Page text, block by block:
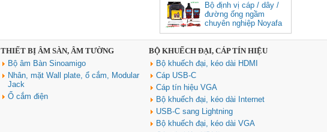
Cáp âm thanh 2x1.5 chống
nhiễu chống cháy ALANTEK
301-FRS015-E01P-3SG5 cao cấp
Giá: Liên hệ
Bộ định vị cáp / dây /
đường ống ngầm
chuyên nghiệp Noyafa
NF-826
THIẾT BỊ ÂM SÀN, ÂM TƯỜNG
Bộ âm Bàn Sinoamigo
Nhân, mặt Wall plate, ổ cắm, Modular
Jack
Ổ cắm điện
BỘ KHUẾCH ĐẠI, CÁP TÍN HIỆU
Bộ khuếch đại, kéo dài HDMI
Cáp USB-C
Cáp tín hiệu VGA
Bộ khuếch đại, kéo dài Internet
USB-C sang Lightning
Bộ khuếch đại, kéo dài VGA